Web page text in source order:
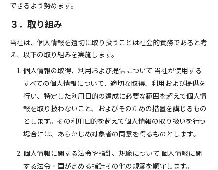
できるよう努めます。
３．取り組み
当社は、個人情報を適切に取り扱うことは社会的責務であると考
え、以下の取り組みを実施します。
個人情報の取得、利用および提供について 当社が使用する
すべての個人情報について、適切な取得、利用および提供を
行い、特定した利用目的の達成に必要な範囲を超えて個人情
報を取り扱わないこと、およびそのための措置を講じるもの
とします。その利用目的を超えて個人情報の取り扱いを行う
場合には、あらかじめ対象者の同意を得るものとします。
個人情報に関する法令や指針、規範について 個人情報に関
する法令・国が定める指針その他の規範を順守します。